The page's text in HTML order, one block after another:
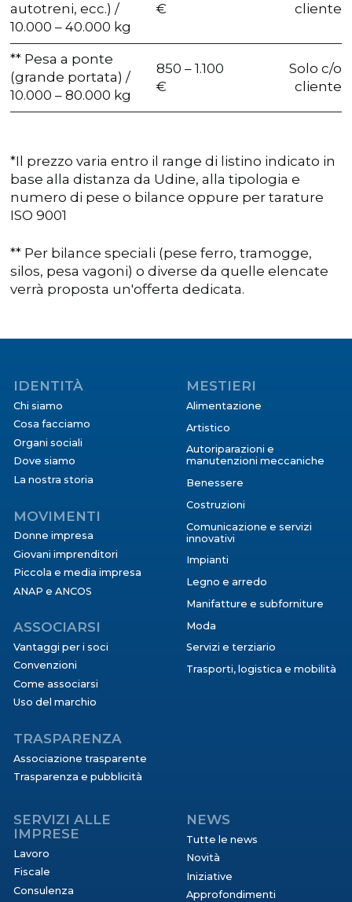
autotreni, ecc.) /
10.000 – 40.000 kg
€
cliente
** Pesa a ponte
(grande portata) /
10.000 – 80.000 kg
850 – 1.100
€
Solo c/o
cliente
*Il prezzo varia entro il range di listino indicato in
base alla distanza da Udine, alla tipologia e
numero di pese o bilance oppure per tarature
ISO 9001
** Per bilance speciali (pese ferro, tramogge,
silos, pesa vagoni) o diverse da quelle elencate
verrà proposta un'offerta dedicata.
IDENTITÀ
Chi siamo
Cosa facciamo
Organi sociali
Dove siamo
La nostra storia
MOVIMENTI
Donne impresa
Giovani imprenditori
Piccola e media impresa
ANAP e ANCOS
ASSOCIARSI
Vantaggi per i soci
Convenzioni
Come associarsi
Uso del marchio
TRASPARENZA
Associazione trasparente
Trasparenza e pubblicità
MESTIERI
Alimentazione
Artistico
Autoriparazioni e
manutenzioni meccaniche
Benessere
Costruzioni
Comunicazione e servizi
innovativi
Impianti
Legno e arredo
Manifatture e subforniture
Moda
Servizi e terziario
Trasporti, logistica e mobilità
SERVIZI ALLE
IMPRESE
Lavoro
Fiscale
Consulenza
NEWS
Tutte le news
Novità
Iniziative
Approfondimenti